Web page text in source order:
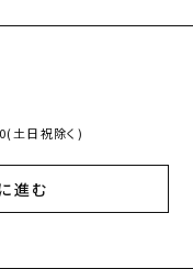
土日祝除く)
進む